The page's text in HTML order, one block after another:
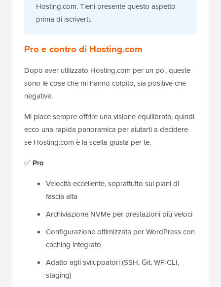
Hosting.com. Tieni presente questo aspetto
prima di iscriverti.
Pro e contro di Hosting.com
Dopo aver utilizzato Hosting.com per un po', queste
sono le cose che mi hanno colpito, sia positive che
negative.
Mi piace sempre offrire una visione equilibrata, quindi
ecco una rapida panoramica per aiutarti a decidere
se Hosting.com è la scelta giusta per te.
✅ Pro
Velocità eccellente, soprattutto sui piani di
fascia alta
Archiviazione NVMe per prestazioni più veloci
Configurazione ottimizzata per WordPress con
caching integrato
Adatto agli sviluppatori (SSH, Git, WP-CLI,
staging)